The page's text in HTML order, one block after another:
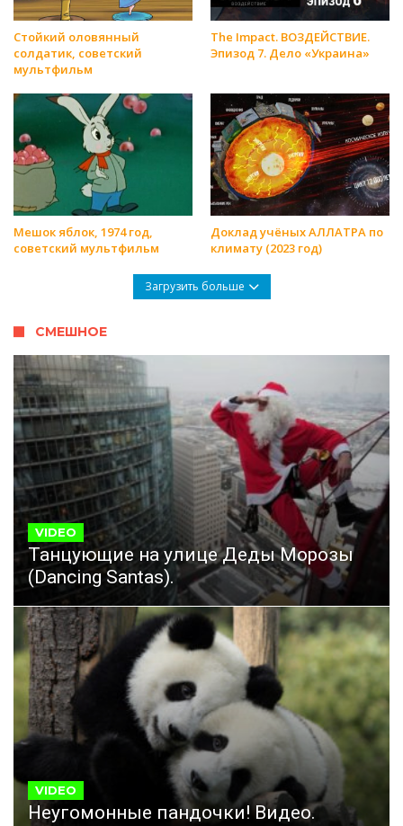
Стойкий оловянный
солдатик, советский
мультфильм
The Impact. ВОЗДЕЙСТВИЕ.
Эпизод 7. Дело «Украина»
Мешок яблок, 1974 год,
советский мультфильм
Доклад учёных АЛЛАТРА по
климату (2023 год)
Загрузить больше
СМЕШНОЕ
VIDEO
Танцующие на улице Деды Морозы
(Dancing Santas).
VIDEO
Неугомонные пандочки! Видео.